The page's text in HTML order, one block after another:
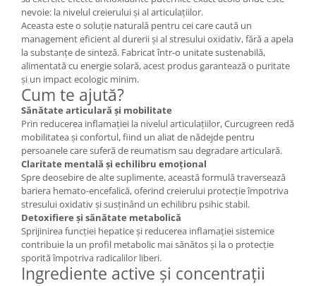
nevoie: la nivelul creierului și al articulațiilor.
Aceasta este o soluție naturală pentru cei care caută un
management eficient al durerii și al stresului oxidativ, fără a apela
la substanțe de sinteză. Fabricat într-o unitate sustenabilă,
alimentată cu energie solară, acest produs garantează o puritate
și un impact ecologic minim.
Cum te ajută?
Sănătate articulară și mobilitate
Prin reducerea inflamației la nivelul articulațiilor, Curcugreen redă
mobilitatea și confortul, fiind un aliat de nădejde pentru
persoanele care suferă de reumatism sau degradare articulară.
Claritate mentală și echilibru emoțional
Spre deosebire de alte suplimente, această formulă traversează
bariera hemato-encefalică, oferind creierului protecție împotriva
stresului oxidativ și susținând un echilibru psihic stabil.
Detoxifiere și sănătate metabolică
Sprijinirea funcției hepatice și reducerea inflamației sistemice
contribuie la un profil metabolic mai sănătos și la o protecție
sporită împotriva radicalilor liberi.
Ingrediente active și concentrații